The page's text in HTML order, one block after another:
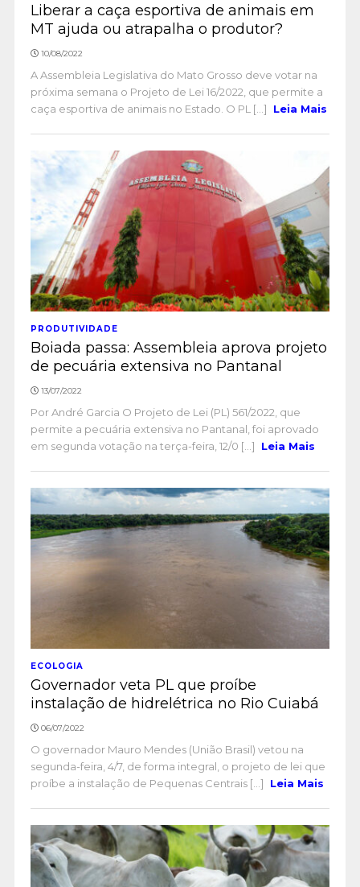
Liberar a caça esportiva de animais em
MT ajuda ou atrapalha o produtor?
10/08/2022
A Assembleia Legislativa do Mato Grosso deve votar na
próxima semana o Projeto de Lei 16/2022, que permite a
caça esportiva de animais no Estado. O PL [...]
Leia Mais
PRODUTIVIDADE
Boiada passa: Assembleia aprova projeto
de pecuária extensiva no Pantanal
13/07/2022
Por André Garcia O Projeto de Lei (PL) 561/2022, que
permite a pecuária extensiva no Pantanal, foi aprovado
em segunda votação na terça-feira, 12/0 [...]
Leia Mais
ECOLOGIA
Governador veta PL que proíbe
instalação de hidrelétrica no Rio Cuiabá
06/07/2022
O governador Mauro Mendes (União Brasil) vetou na
segunda-feira, 4/7, de forma integral, o projeto de lei que
proíbe a instalação de Pequenas Centrais [...]
Leia Mais